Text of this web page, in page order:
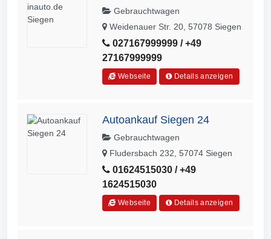
Gebrauchtwagen
Weidenauer Str. 20, 57078 Siegen
027167999999 / +49
27167999999
Webseite Details anzeigen
Autoankauf Siegen 24
Gebrauchtwagen
Fludersbach 232, 57074 Siegen
01624515030 / +49
1624515030
Webseite Details anzeigen